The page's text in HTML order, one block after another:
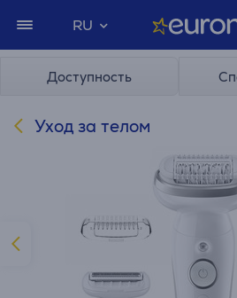
RU
Доступность
Уход за телом